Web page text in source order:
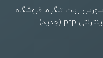
سورس ربات تلگرام فروشگاه
اینترنتی php (جدید)